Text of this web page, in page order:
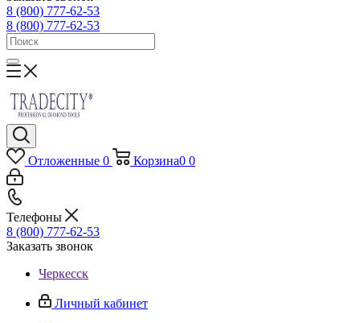
8 (800) 777-62-53
8 (800) 777-62-53
Отложенные 0 Корзина0 0
Телефоны
8 (800) 777-62-53
Заказать звонок
Черкесск
Личный кабинет